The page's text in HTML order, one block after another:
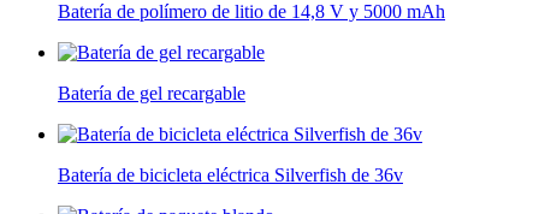
Batería de polímero de litio de 14,8 V y 5000 mAh
Batería de gel recargable
Batería de bicicleta eléctrica Silverfish de 36v